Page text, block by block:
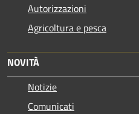
Autorizzazioni
Agricoltura e pesca
NOVITÀ
Notizie
Comunicati